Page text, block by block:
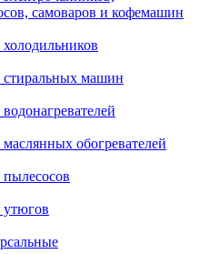
самоваров и кофемашин
холодильников
стиральных машин
маслянных обогревателей
пылесосов
утюгов